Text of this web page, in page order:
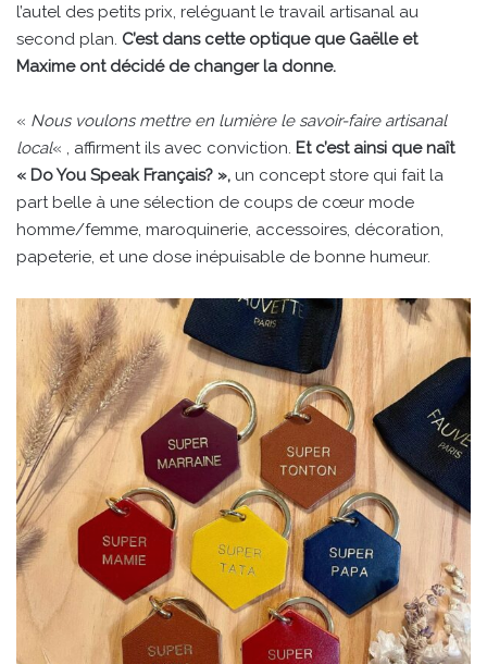
l’autel des petits prix, reléguant le travail artisanal au
second plan. C’est dans cette optique que Gaëlle et
Maxime ont décidé de changer la donne.
« Nous voulons mettre en lumière le savoir-faire artisanal
local« , affirment ils avec conviction. Et c’est ainsi que naît
« Do You Speak Français? », un concept store qui fait la
part belle à une sélection de coups de cœur mode
homme/femme, maroquinerie, accessoires, décoration,
papeterie, et une dose inépuisable de bonne humeur.